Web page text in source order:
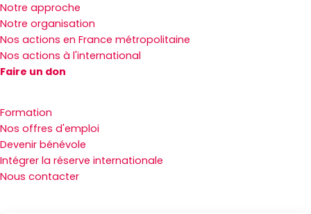
Notre approche
Notre organisation
Nos actions en France métropolitaine
Nos actions à l'international
Faire un don
Formation
Nos offres d'emploi
Devenir bénévole
Intégrer la réserve internationale
Nous contacter